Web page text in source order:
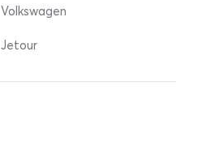
Volkswagen
Jetour